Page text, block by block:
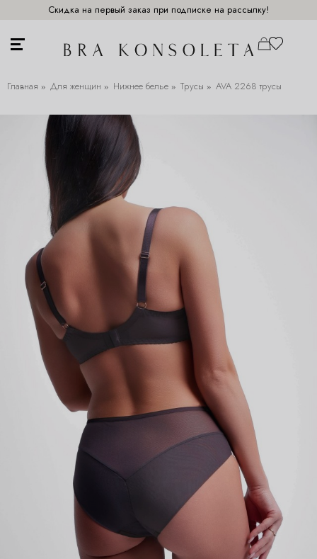
Скидка на первый заказ при подписке на рассылку!
Главная Для женщин Нижнее белье Трусы AVA 2268 трусы